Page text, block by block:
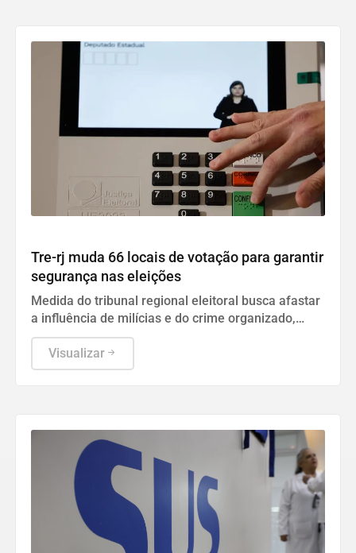
Tre-rj muda 66 locais de votação para garantir
segurança nas eleições
Medida do tribunal regional eleitoral busca afastar
a influência de milícias e do crime organizado,
impactando milhares de cidadãos fluminenses.
Visualizar